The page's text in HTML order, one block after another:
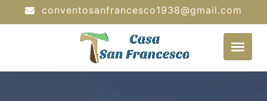
conventosanfrancesco1938@gmail.com